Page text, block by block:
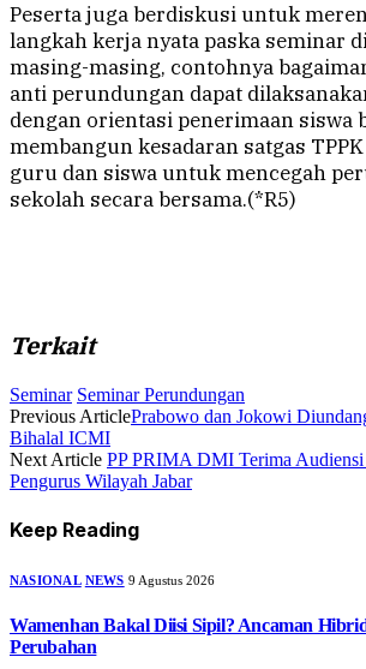
Peserta juga berdiskusi untuk
langkah kerja nyata paska seminar
masing-masing, contohnya
anti perundungan dapat
dengan orientasi penerimaan siswa
membangun kesadaran satgas
guru dan siswa untuk mencegah
sekolah secara bersama.(*R5)
Terkait
Seminar Seminar Perundungan
Previous ArticlePrabowo dan Jokowi
Bihalal ICMI
Next Article PP PRIMA DMI Terima
Pengurus Wilayah Jabar
Keep Reading
NASIONAL NEWS 9 Agustus 2026
Wamenhan Bakal Diisi Sipil? Ancaman
Perubahan